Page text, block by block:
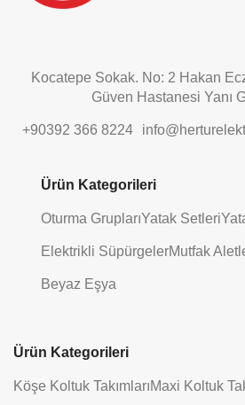
Kocatepe Sokak. No: 2 Hakan
Güven Hastanesi Yanı
+90392 366 8224
Ürün Kategorileri
Oturma GruplarıYatak Setleri
Elektrikli SüpürgelerMutfak
Beyaz Eşya
Ürün Kategorileri
Köşe Koltuk TakımlarıMaxi Koltuk